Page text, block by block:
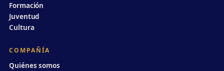
Formación
Juventud
Cultura
COMPAÑÍA
Quiénes somos